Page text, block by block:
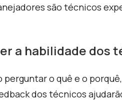
são técnicos
a habilidade dos
perguntar o quê e o
dos técnicos